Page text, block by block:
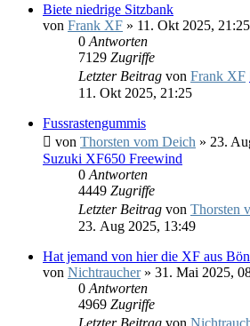
Biete niedrige Sitzbank
von Frank XF » 11. Okt 2025, 21:25
0 Antworten
7129 Zugriffe
Letzter Beitrag von Frank XF
11. Okt 2025, 21:25
Fussrastengummis
von Thorsten vom Deich » 23.
Suzuki XF650 Freewind
0 Antworten
4449 Zugriffe
Letzter Beitrag von Thorsten
23. Aug 2025, 13:49
Hat jemand von hier die XF aus
von Nichtraucher» 31. Mai 2025,
0 Antworten
4969 Zugriffe
Letzter Beitrag von